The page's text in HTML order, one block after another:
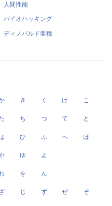
人間性能
バイオハッキング
ディノバルド亜種
き く け こ
ち つ て と
ひ ふ へ ほ
ゆ よ
を ん
じ ず ぜ ぞ